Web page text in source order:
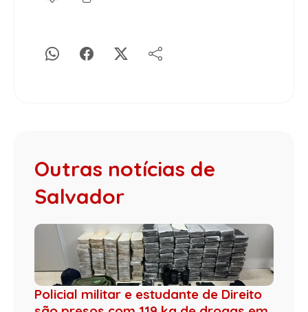
Outras notícias de
Salvador
Policial militar e estudante de Direito